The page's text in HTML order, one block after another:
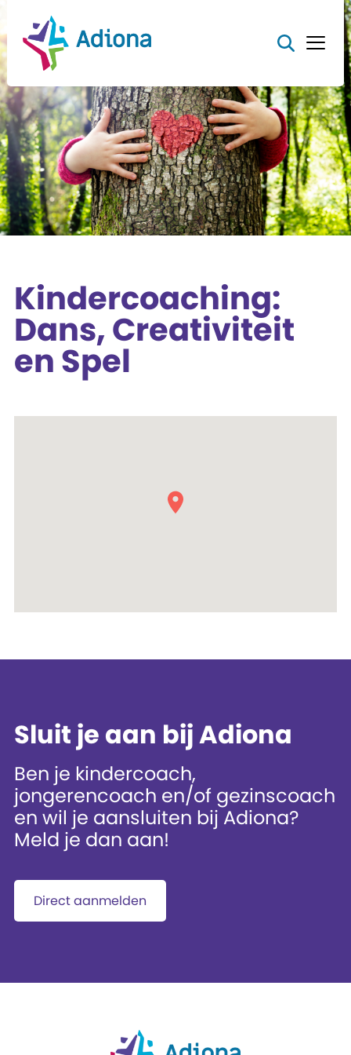
Kindercoaching:
Dans, Creativiteit
en Spel
Sluit je aan bij Adiona
Ben je kindercoach,
jongerencoach en/of gezinscoach
en wil je aansluiten bij Adiona?
Meld je dan aan!
Direct aanmelden